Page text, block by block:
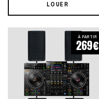
LOUER
À PARTIR
269€